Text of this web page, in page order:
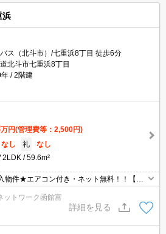
浜
ス（北斗市）/七重浜8丁目 徒歩6分
北斗市七重浜8丁目
2階建
万円(管理費等：2,500円)
なし 礼
なし
2LDK 59.6m²
物件★エアコン付き・ネット無料！！【効
は「窓口を一つにして」エイブルNW函館
！どのお部屋でもご紹介、ご案内させてい
ットワーク函館富
詳細を見る